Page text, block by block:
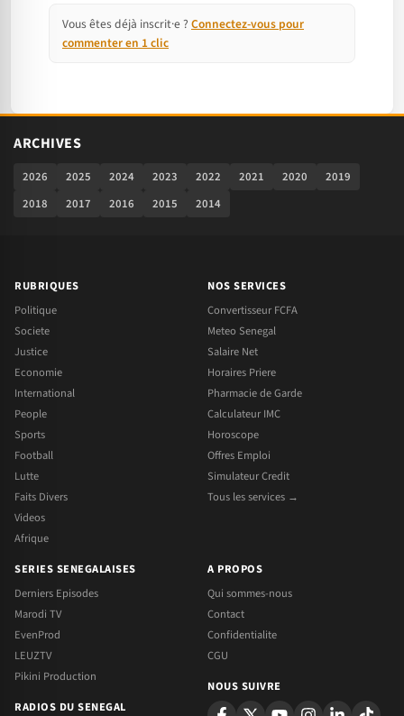
Vous êtes déjà inscrit·e ? Connectez-vous pour
commenter en 1 clic
ARCHIVES
2026 2025 2024 2023 2022 2021 2020
2019
2018
2017 2016 2015 2014
RUBRIQUES
Politique
Societe
Justice
Economie
International
People
Sports
Football
Lutte
Faits Divers
Videos
Afrique
NOS SERVICES
Convertisseur FCFA
Meteo Senegal
Salaire Net
Horaires Priere
Pharmacie de Garde
Calculateur IMC
Horoscope
Offres Emploi
Simulateur Credit
Tous les services →
SERIES SENEGALAISES
Derniers Episodes
Marodi TV
EvenProd
LEUZTV
Pikini Production
RADIOS DU SENEGAL
A PROPOS
Qui sommes-nous
Contact
Confidentialite
CGU
NOUS SUIVRE